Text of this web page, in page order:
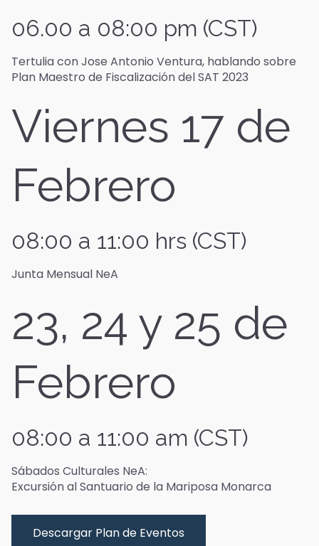
06.00 a 08:00 pm (CST)
Tertulia con Jose Antonio Ventura, hablando sobre
Plan Maestro de Fiscalización del SAT 2023
Viernes 17 de
Febrero
08:00 a 11:00 hrs (CST)
Junta Mensual NeA
23, 24 y 25 de
Febrero
08:00 a 11:00 am (CST)
Sábados Culturales NeA:
Excursión al Santuario de la Mariposa Monarca
Descargar Plan de Eventos